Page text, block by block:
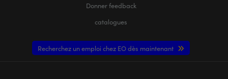
Donner feedback
catalogues
Recherchez un emploi chez EO dès maintenant